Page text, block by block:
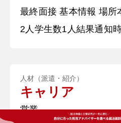
情に共感するだけでは
した。そして、成長す
最終面接 基本情報 場所本社時間30分社員数
2人学生数1人結果通知
を入れて取り組んでき
す。１つはアルバイト
めたことです。二つ目
人材（派遣・紹介）
キャリア
営業